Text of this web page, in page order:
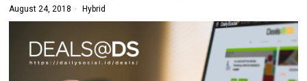
August 24, 2018 Hybrid